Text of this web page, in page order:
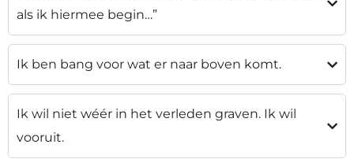
als ik hiermee begin…”
Ik ben bang voor wat er naar boven komt.
Ik wil niet wéér in het verleden graven. Ik wil
vooruit.